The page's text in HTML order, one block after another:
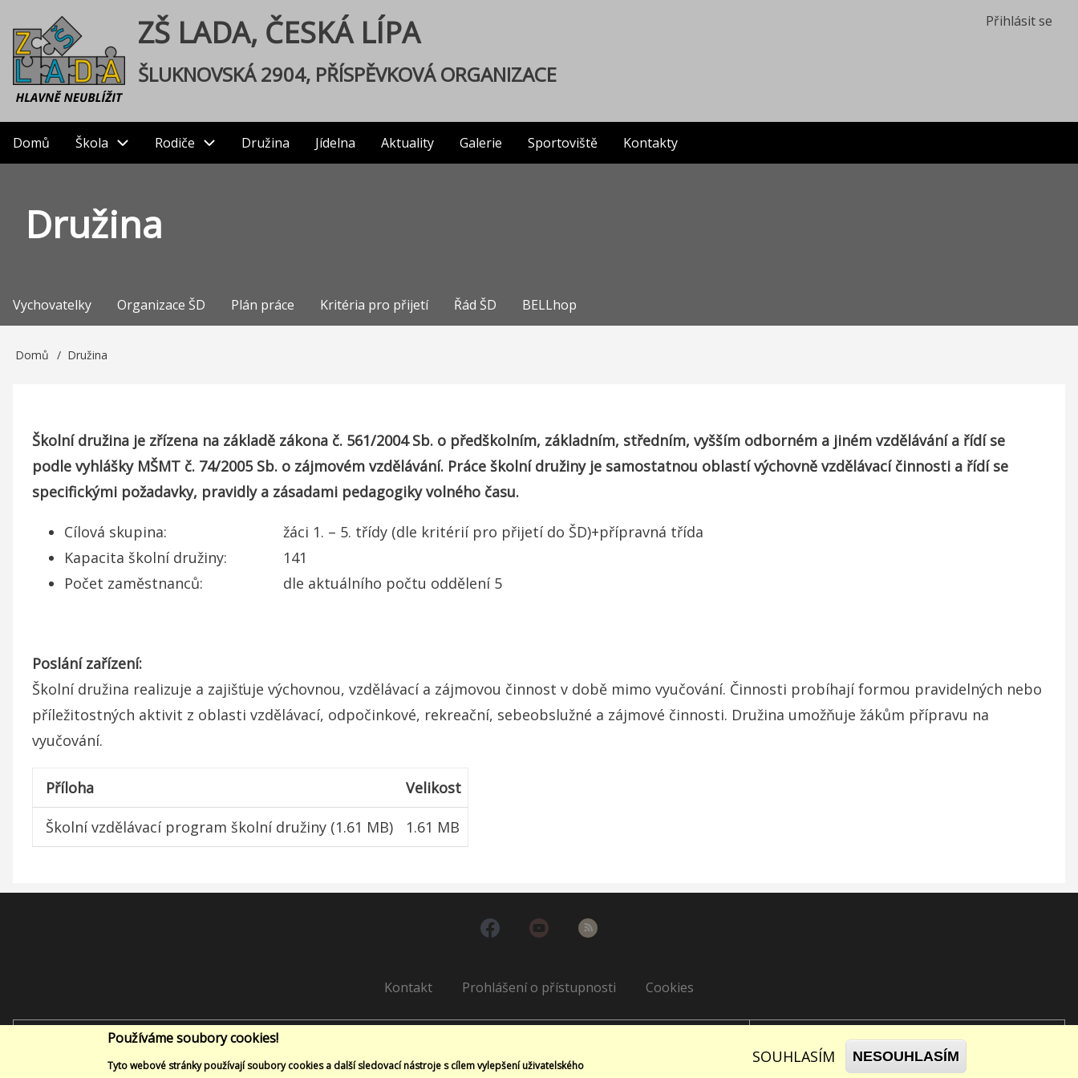
hlavnímu
obsahu
User
account
menu
Přihlásit se
ZŠ LADA, ČESKÁ LÍPA
ŠLUKNOVSKÁ 2904, PŘÍSPĚVKOVÁ ORGANIZACE
Main
Domů Škola Rodiče Družina Jídelna Aktuality Galerie Sportoviště Kontakty
Družina
Družina
Vychovatelky Organizace ŠD Plán práce Kritéria pro přijetí Řád ŠD BELLhop
Drobečková
Domů Družina
Školní družina je zřízena na základě zákona č. 561/2004 Sb. o předškolním, základním, středním, vyšším odborném a jiném vzdělávání a řídí se
podle vyhlášky MŠMT č. 74/2005 Sb. o zájmovém vzdělávání. Práce školní družiny je samostatnou oblastí výchovně vzdělávací činnosti a řídí se
specifickými požadavky, pravidly a zásadami pedagogiky volného času.
Cílová skupina: žáci 1. – 5. třídy (dle kritérií pro přijetí do ŠD)+přípravná třída
Kapacita školní družiny: 141
Počet zaměstnanců: dle aktuálního počtu oddělení 5
Poslání zařízení:
Školní družina realizuje a zajišťuje výchovnou, vzdělávací a zájmovou činnost v době mimo vyučování. Činnosti probíhají formou pravidelných nebo
příležitostných aktivit z oblasti vzdělávací, odpočinkové, rekreační, sebeobslužné a zájmové činnosti. Družina umožňuje žákům přípravu na
vyučování.
Příloha Velikost
Školní vzdělávací program školní družiny (1.61 MB) 1.61 MB
Kontakt Prohlášení o přístupnosti Cookies
Používáme soubory cookies!
Tyto webové stránky používají soubory cookies a další sledovací nástroje s cílem vylepšení uživatelského SOUHLASÍM NESOUHLASÍM